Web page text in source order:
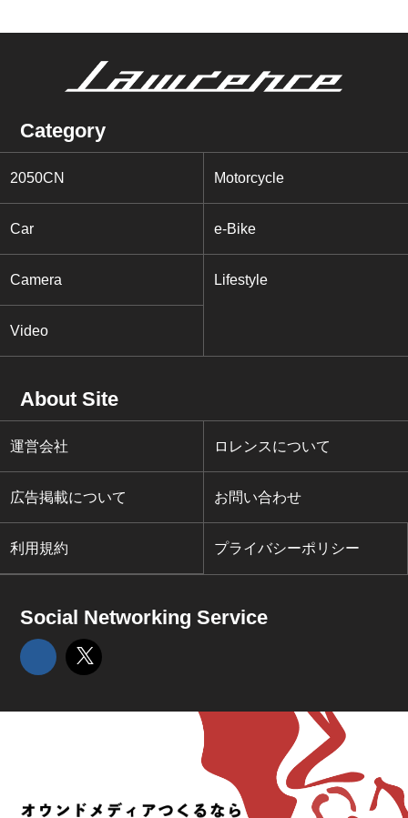
Category
2050CN Motorcycle
Car e-Bike
Camera Lifestyle
Video
About Site
運営会社 ロレンスについて
広告掲載について お問い合わせ
利用規約 プライバシーポリシー
Social Networking Service